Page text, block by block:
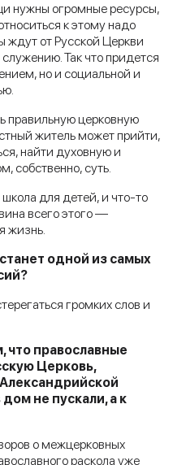
нужны огромные ресурсы,
к этому надо
ждут от Русской Церкви
Так что придется
но и социальной и
правильную церковную
житель может прийти,
найти духовную и
собственно, суть.
для детей, и что-то
всего этого —
жизнь.
одной из самых
громких слов и
что православные
Церковь,
не пускали, а к
о межцерковных
раскола уже